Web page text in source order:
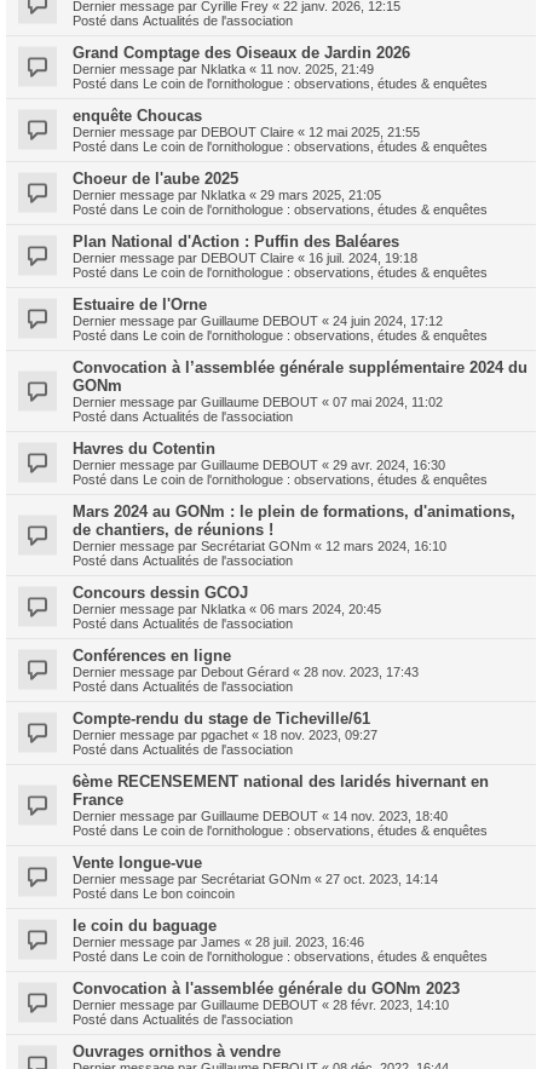
Dernier message par Cyrille Frey « 22 janv. 2026, 12:15
Posté dans Actualités de l'association
Grand Comptage des Oiseaux de Jardin 2026
Dernier message par Nklatka « 11 nov. 2025, 21:49
Posté dans Le coin de l'ornithologue : observations, études & enquêtes
enquête Choucas
Dernier message par DEBOUT Claire « 12 mai 2025, 21:55
Posté dans Le coin de l'ornithologue : observations, études & enquêtes
Choeur de l'aube 2025
Dernier message par Nklatka « 29 mars 2025, 21:05
Posté dans Le coin de l'ornithologue : observations, études & enquêtes
Plan National d'Action : Puffin des Baléares
Dernier message par DEBOUT Claire « 16 juil. 2024, 19:18
Posté dans Le coin de l'ornithologue : observations, études & enquêtes
Estuaire de l'Orne
Dernier message par Guillaume DEBOUT « 24 juin 2024, 17:12
Posté dans Le coin de l'ornithologue : observations, études & enquêtes
Convocation à l’assemblée générale supplémentaire 2024 du
GONm
Dernier message par Guillaume DEBOUT « 07 mai 2024, 11:02
Posté dans Actualités de l'association
Havres du Cotentin
Dernier message par Guillaume DEBOUT « 29 avr. 2024, 16:30
Posté dans Le coin de l'ornithologue : observations, études & enquêtes
Mars 2024 au GONm : le plein de formations, d'animations,
de chantiers, de réunions !
Dernier message par Secrétariat GONm « 12 mars 2024, 16:10
Posté dans Actualités de l'association
Concours dessin GCOJ
Dernier message par Nklatka « 06 mars 2024, 20:45
Posté dans Actualités de l'association
Conférences en ligne
Dernier message par Debout Gérard « 28 nov. 2023, 17:43
Posté dans Actualités de l'association
Compte-rendu du stage de Ticheville/61
Dernier message par pgachet « 18 nov. 2023, 09:27
Posté dans Actualités de l'association
6ème RECENSEMENT national des laridés hivernant en
France
Dernier message par Guillaume DEBOUT « 14 nov. 2023, 18:40
Posté dans Le coin de l'ornithologue : observations, études & enquêtes
Vente longue-vue
Dernier message par Secrétariat GONm « 27 oct. 2023, 14:14
Posté dans Le bon coincoin
le coin du baguage
Dernier message par James « 28 juil. 2023, 16:46
Posté dans Le coin de l'ornithologue : observations, études & enquêtes
Convocation à l'assemblée générale du GONm 2023
Dernier message par Guillaume DEBOUT « 28 févr. 2023, 14:10
Posté dans Actualités de l'association
Ouvrages ornithos à vendre